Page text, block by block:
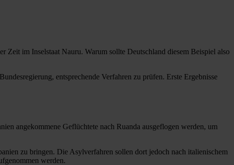
im Inselstaat Nauru. Warum sollte Deutschland diesem Beispiel also
entsprechende Verfahren zu prüfen. Erste Ergebnisse
angekommene Geflüchtete nach Ruanda ausgeflogen werden, um
zu bringen. Die Asylverfahren sollen dort jedoch nach italienischem
werden.